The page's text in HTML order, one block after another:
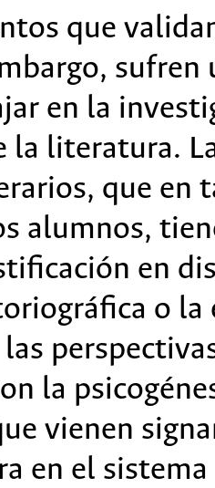
que
sufren
en la
la literatura.
que en
alumnos,
en
o la
la
vienen
en el